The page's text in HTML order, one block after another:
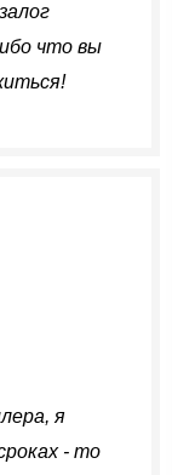
что вы
я
- то